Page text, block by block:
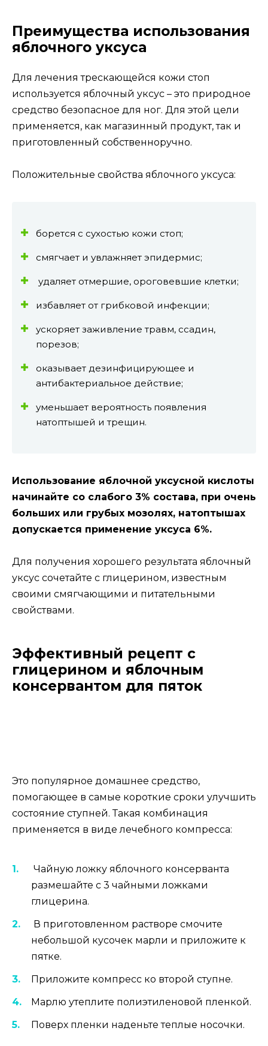
Преимущества использования
яблочного уксуса
Для лечения трескающейся кожи стоп
используется яблочный уксус – это природное
средство безопасное для ног. Для этой цели
применяется, как магазинный продукт, так и
приготовленный собственноручно.
Положительные свойства яблочного уксуса:
борется с сухостью кожи стоп;
смягчает и увлажняет эпидермис;
удаляет отмершие, ороговевшие клетки;
избавляет от грибковой инфекции;
ускоряет заживление травм, ссадин,
порезов;
оказывает дезинфицирующее и
антибактериальное действие;
уменьшает вероятность появления
натоптышей и трещин.
Использование яблочной уксусной кислоты
начинайте со слабого 3% состава, при очень
больших или грубых мозолях, натоптышах
допускается применение уксуса 6%.
Для получения хорошего результата яблочный
уксус сочетайте с глицерином, известным
своими смягчающими и питательными
свойствами.
Эффективный рецепт с
глицерином и яблочным
консервантом для пяток
Это популярное домашнее средство,
помогающее в самые короткие сроки улучшить
состояние ступней. Такая комбинация
применяется в виде лечебного компресса:
Чайную ложку яблочного консерванта
размешайте с 3 чайными ложками
глицерина.
В приготовленном растворе смочите
небольшой кусочек марли и приложите к
пятке.
Приложите компресс ко второй ступне.
Марлю утеплите полиэтиленовой пленкой.
Поверх пленки наденьте теплые носочки.